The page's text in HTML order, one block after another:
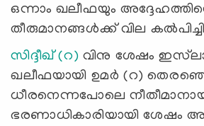
ഒന്നാം ഖലീഫയും
തീരുമാനങ്ങള്‍ക്ക് വില
സിദ്ദീഖ് (റ) വിനു ശേഷം
ഖലീഫയായി ഉമര്‍ (റ)
ധീരനെന്നപോലെ
ഭരണാധികാരിയായി ശേഷം